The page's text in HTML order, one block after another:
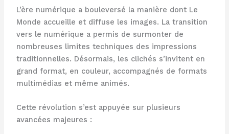
L’ère numérique a bouleversé la manière dont Le
Monde accueille et diffuse les images. La transition
vers le numérique a permis de surmonter de
nombreuses limites techniques des impressions
traditionnelles. Désormais, les clichés s’invitent en
grand format, en couleur, accompagnés de formats
multimédias et même animés.
Cette révolution s’est appuyée sur plusieurs
avancées majeures :